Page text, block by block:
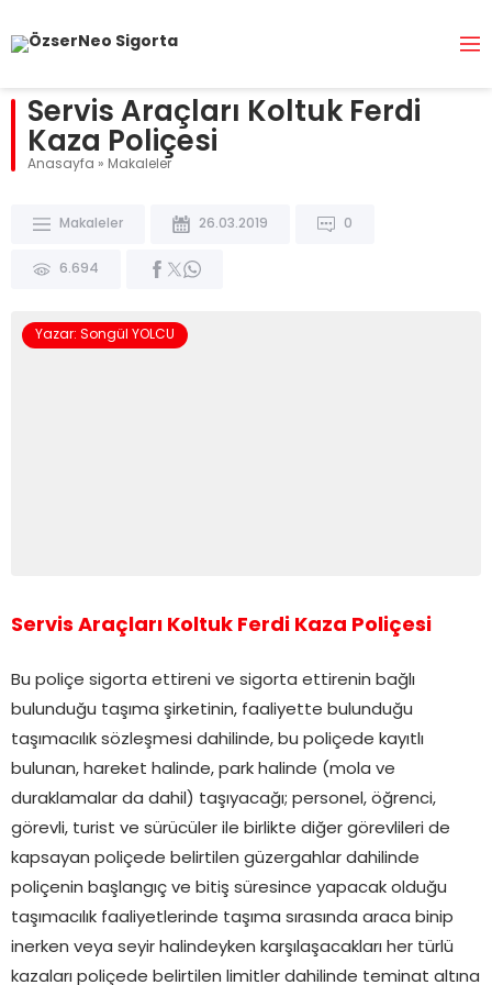
Servis Araçları Koltuk Ferdi
Kaza Poliçesi
Anasayfa » Makaleler
Makaleler 26.03.2019 0
6.694
Yazar: Songül YOLCU
Servis Araçları Koltuk Ferdi Kaza Poliçesi
Bu poliçe sigorta ettireni ve sigorta ettirenin bağlı
bulunduğu taşıma şirketinin, faaliyette bulunduğu
taşımacılık sözleşmesi dahilinde, bu poliçede kayıtlı
bulunan, hareket halinde, park halinde (mola ve
duraklamalar da dahil) taşıyacağı; personel, öğrenci,
görevli, turist ve sürücüler ile birlikte diğer görevlileri de
kapsayan poliçede belirtilen güzergahlar dahilinde
poliçenin başlangıç ve bitiş süresince yapacak olduğu
taşımacılık faaliyetlerinde taşıma sırasında araca binip
inerken veya seyir halindeyken karşılaşacakları her türlü
kazaları poliçede belirtilen limitler dahilinde teminat altına